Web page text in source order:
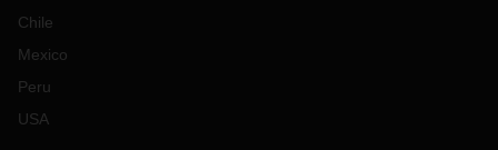
Chile
Mexico
Peru
USA